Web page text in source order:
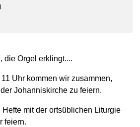
die Orgel erklingt....
Uhr kommen wir zusammen,
Johanniskirche zu feiern.
mit der ortsüblichen Liturgie
feiern.